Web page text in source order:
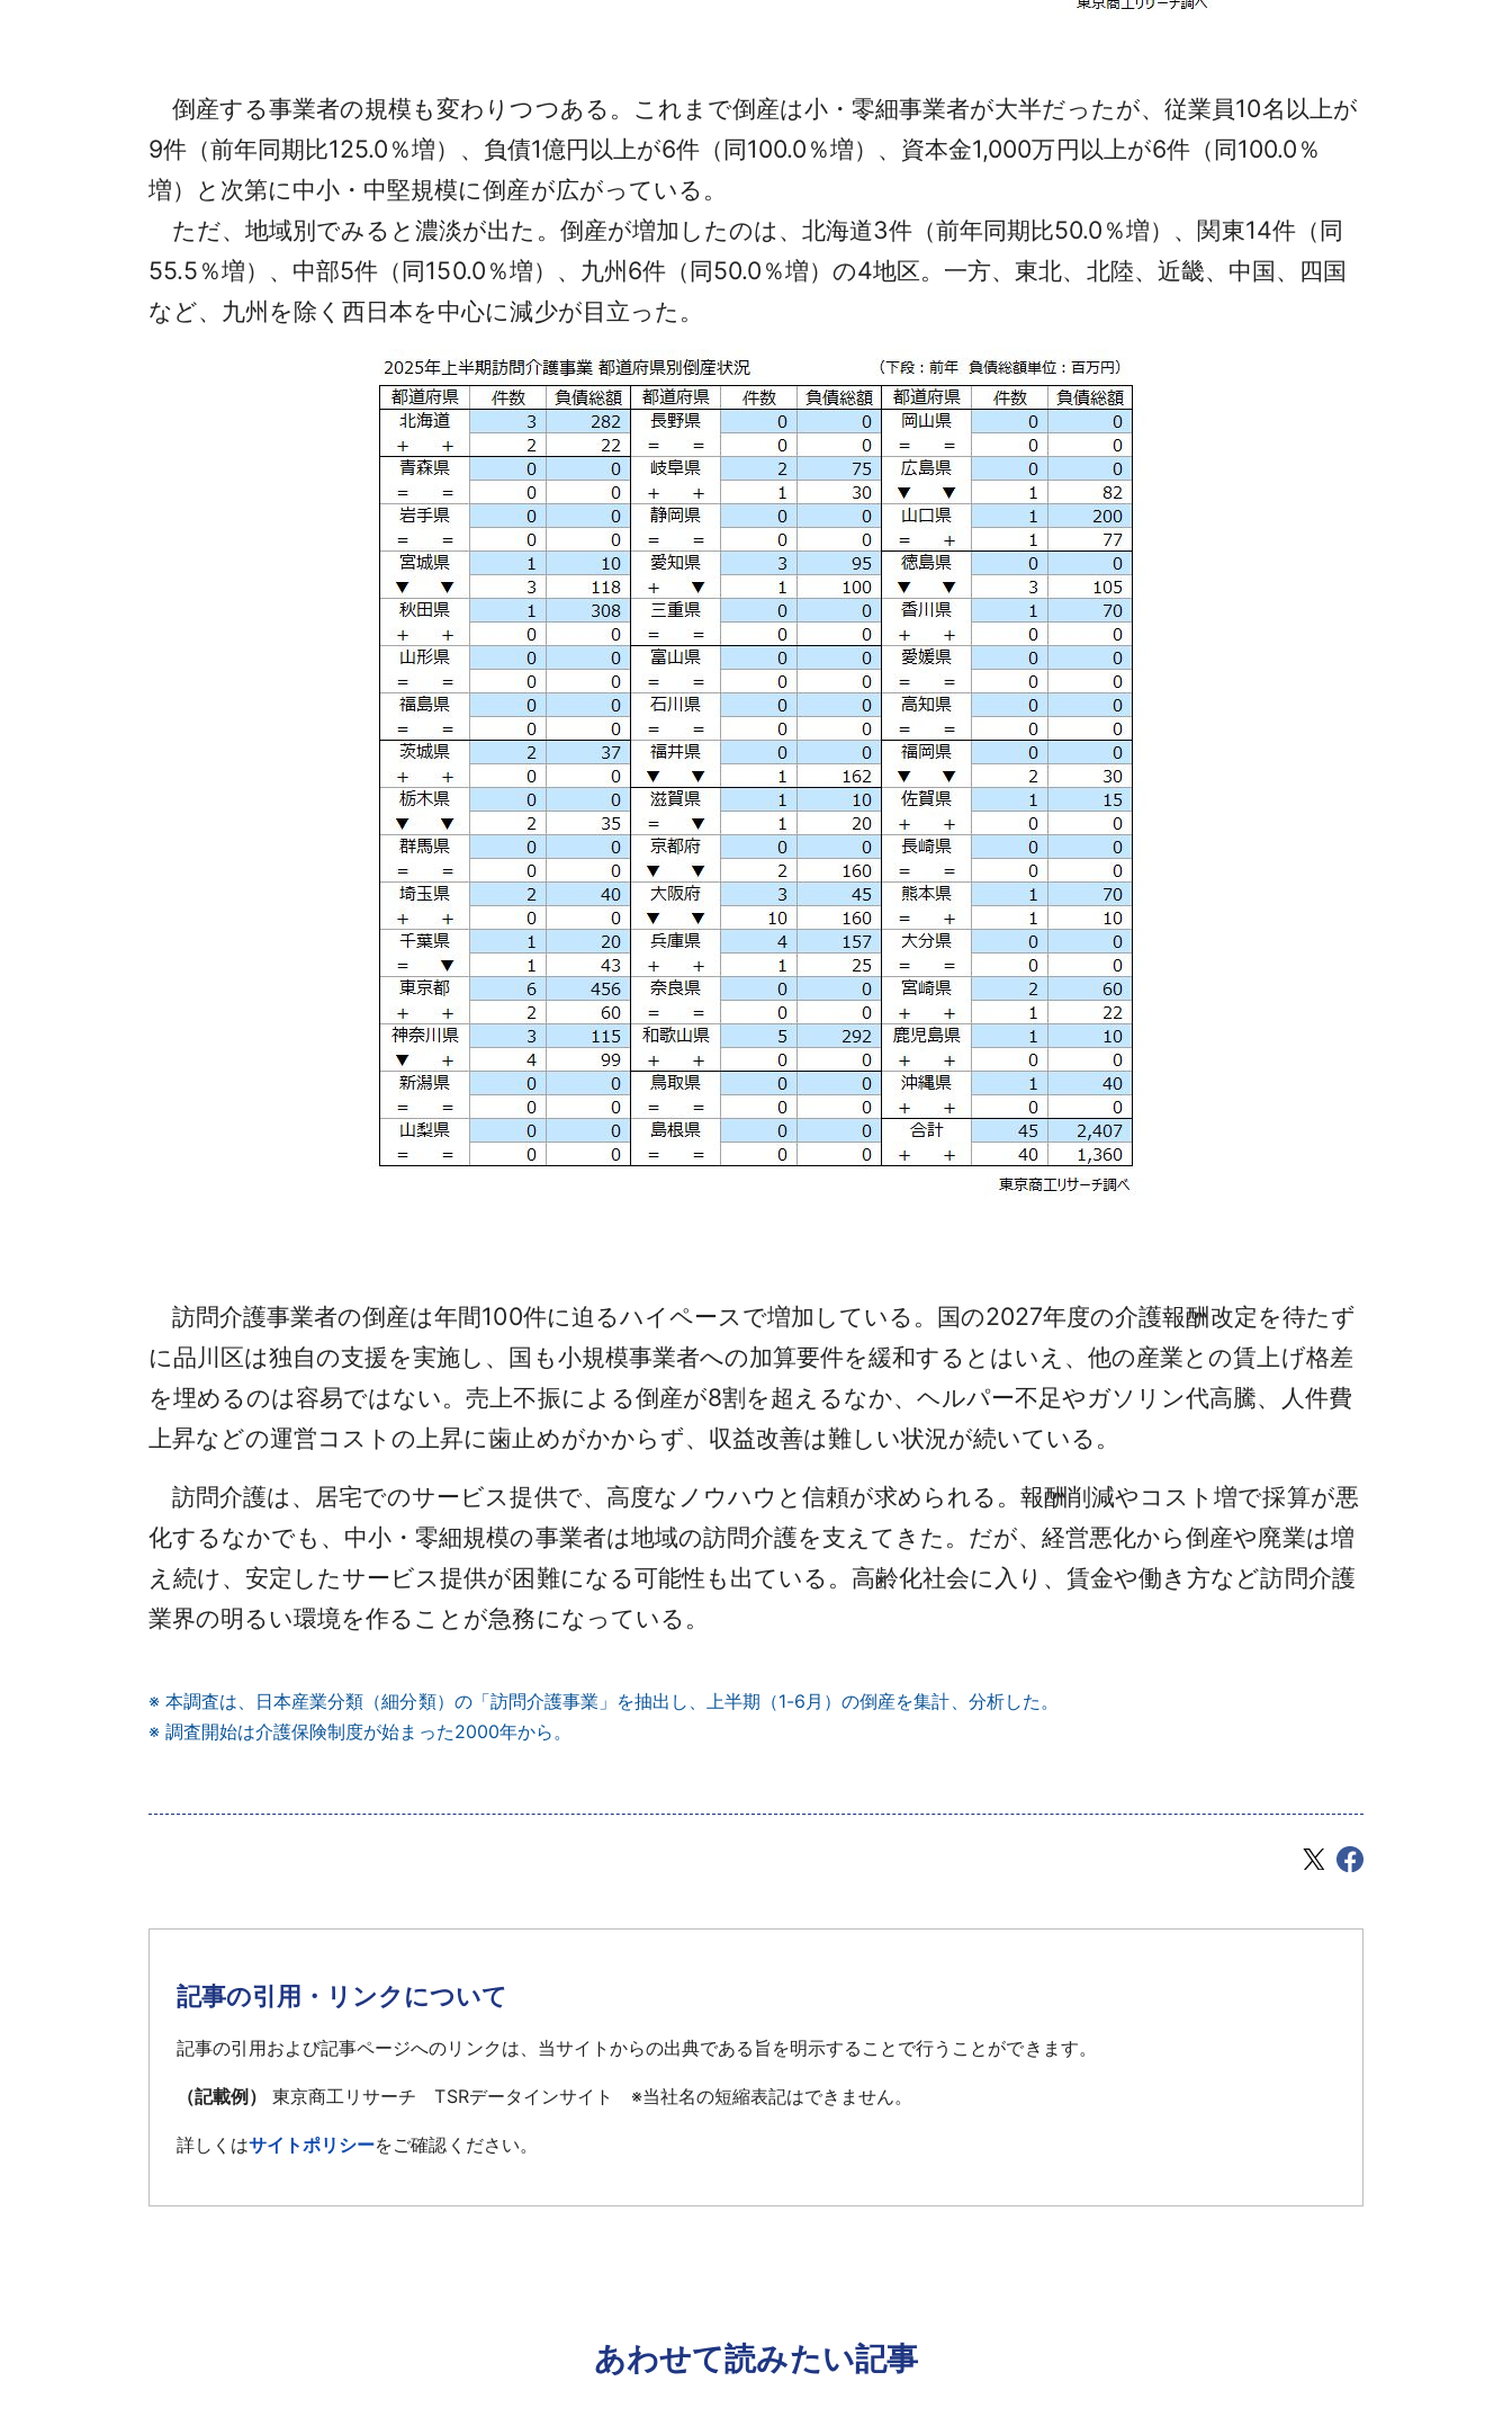
倒産する事業者の規模も変わりつつある。これまで倒産は小・零細事業者が大半だったが、従業員10名以上が
9件（前年同期比125.0％増）、負債1億円以上が6件（同100.0％増）、資本金1,000万円以上が6件（同100.0％
増）と次第に中小・中堅規模に倒産が広がっている。
ただ、地域別でみると濃淡が出た。倒産が増加したのは、北海道3件（前年同期比50.0％増）、関東14件（同
55.5％増）、中部5件（同150.0％増）、九州6件（同50.0％増）の4地区。一方、東北、北陸、近畿、中国、四国
など、九州を除く西日本を中心に減少が目立った。
訪問介護事業者の倒産は年間100件に迫るハイペースで増加している。国の2027年度の介護報酬改定を待たず
に品川区は独自の支援を実施し、国も小規模事業者への加算要件を緩和するとはいえ、他の産業との賃上げ格差
を埋めるのは容易ではない。売上不振による倒産が8割を超えるなか、ヘルパー不足やガソリン代高騰、人件費
上昇などの運営コストの上昇に歯止めがかからず、収益改善は難しい状況が続いている。
訪問介護は、居宅でのサービス提供で、高度なノウハウと信頼が求められる。報酬削減やコスト増で採算が悪
化するなかでも、中小・零細規模の事業者は地域の訪問介護を支えてきた。だが、経営悪化から倒産や廃業は増
え続け、安定したサービス提供が困難になる可能性も出ている。高齢化社会に入り、賃金や働き方など訪問介護
業界の明るい環境を作ることが急務になっている。
※ 本調査は、日本産業分類（細分類）の「訪問介護事業」を抽出し、上半期（1-6月）の倒産を集計、分析した。
※ 調査開始は介護保険制度が始まった2000年から。
記事の引用・リンクについて
記事の引用および記事ページへのリンクは、当サイトからの出典である旨を明示することで行うことができます。
（記載例） 東京商工リサーチ TSRデータインサイト ※当社名の短縮表記はできません。
詳しくはサイトポリシーをご確認ください。
あわせて読みたい記事